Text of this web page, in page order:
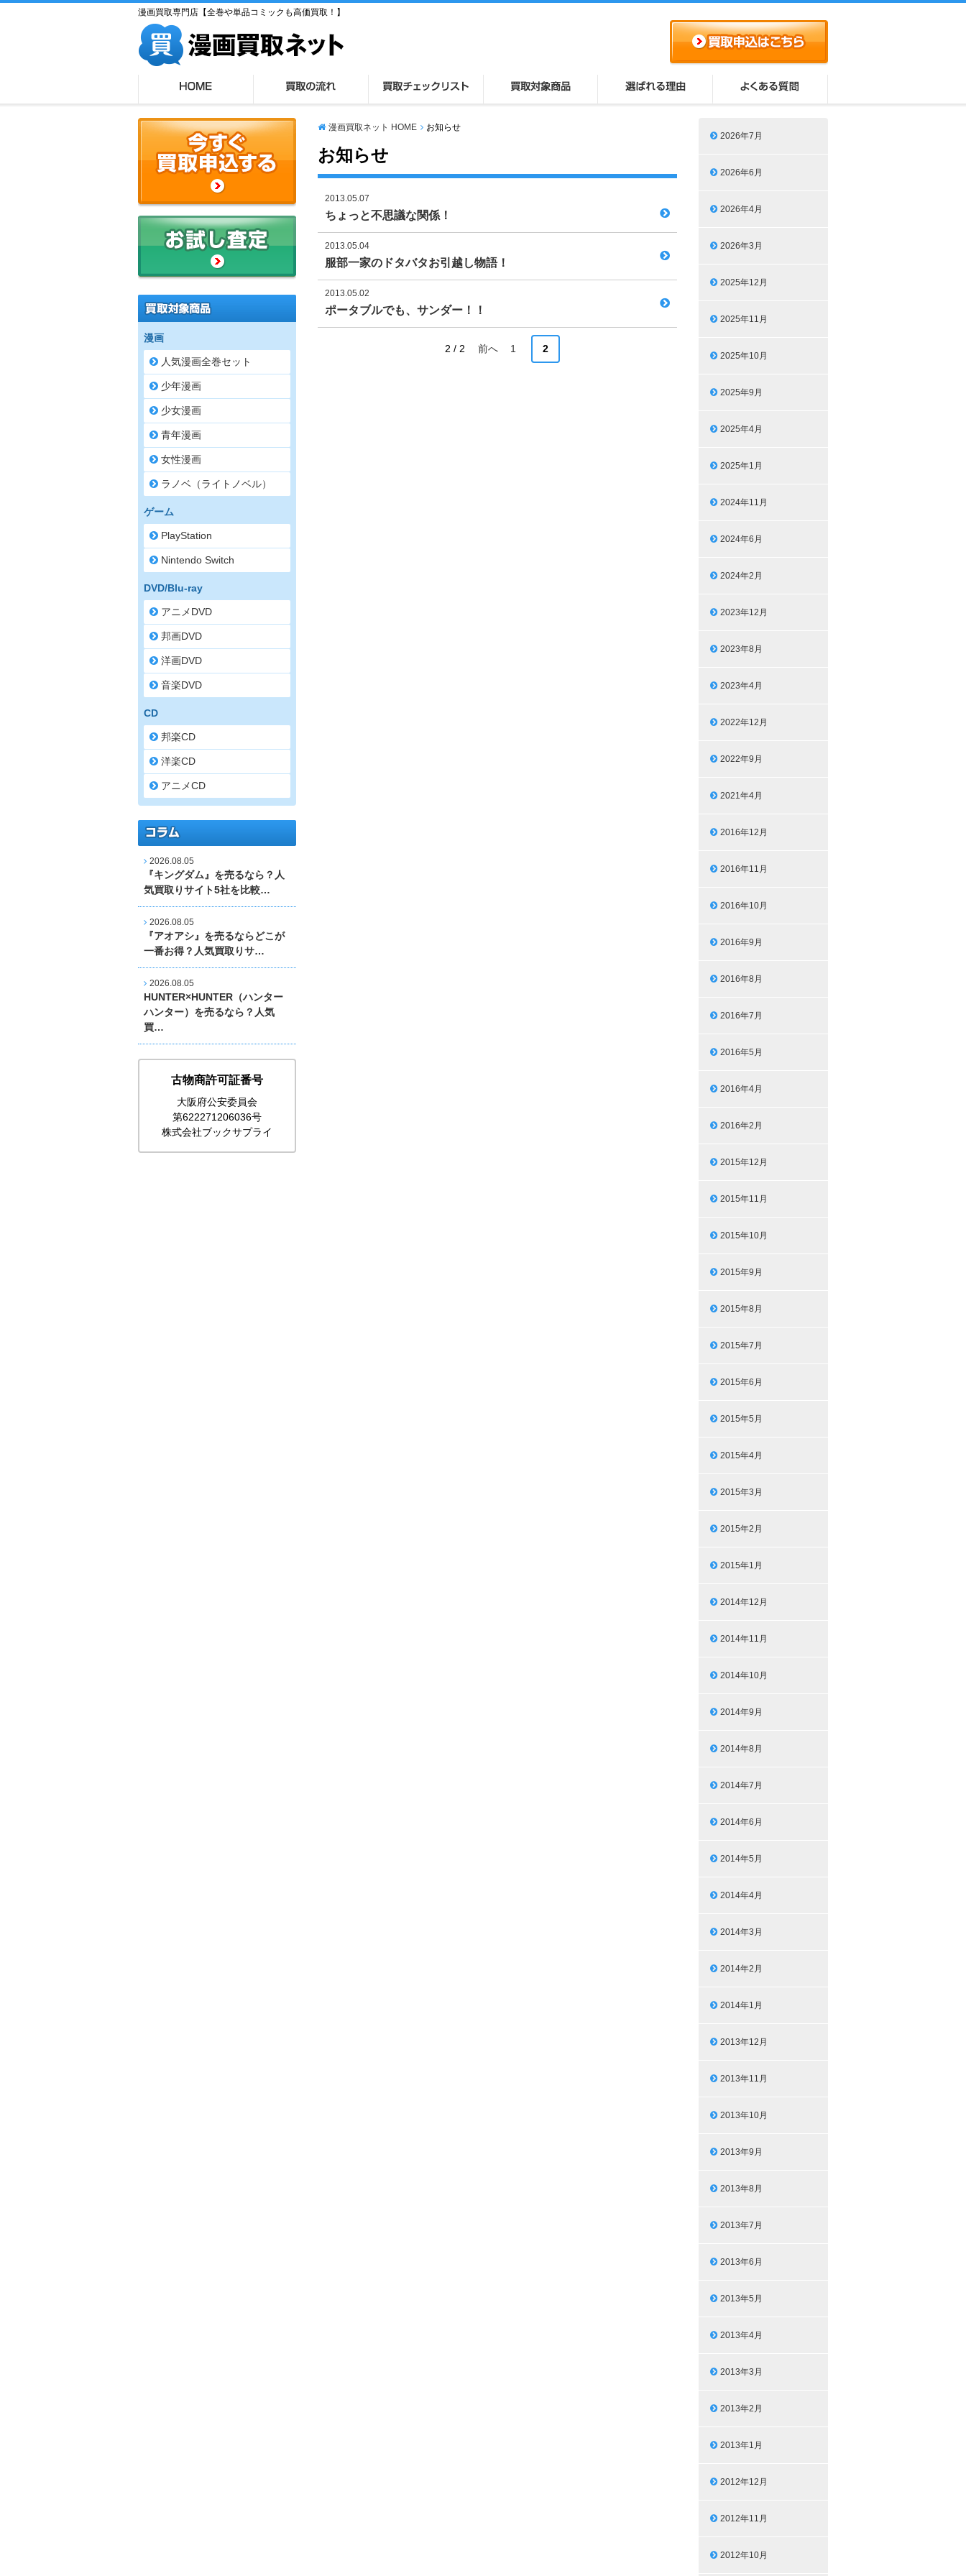
漫画買取専門店【全巻や単品コミックも高価買取！】
漫画買取ネット HOME お知らせ
お知らせ
2013.05.07
ちょっと不思議な関係！
2013.05.04
服部一家のドタバタお引越し物語！
2013.05.02
ポータブルでも、サンダー！！
2 / 2 前へ 1 2
2026年7月
2026年6月
2026年4月
2026年3月
2025年12月
2025年11月
2025年10月
2025年9月
2025年4月
2025年1月
2024年11月
2024年6月
2024年2月
2023年12月
2023年8月
2023年4月
2022年12月
2022年9月
2021年4月
2016年12月
2016年11月
2016年10月
2016年9月
2016年8月
2016年7月
2016年5月
2016年4月
2016年2月
2015年12月
2015年11月
2015年10月
2015年9月
2015年8月
2015年7月
2015年6月
2015年5月
2015年4月
2015年3月
2015年2月
2015年1月
2014年12月
2014年11月
2014年10月
2014年9月
2014年8月
2014年7月
2014年6月
2014年5月
2014年4月
2014年3月
2014年2月
2014年1月
2013年12月
2013年11月
2013年10月
2013年9月
2013年8月
2013年7月
2013年6月
2013年5月
2013年4月
2013年3月
2013年2月
2013年1月
2012年12月
2012年11月
2012年10月
漫画
人気漫画全巻セット
少年漫画
少女漫画
青年漫画
女性漫画
ラノベ（ライトノベル）
ゲーム
PlayStation
Nintendo Switch
DVD/Blu-ray
アニメDVD
邦画DVD
洋画DVD
音楽DVD
CD
邦楽CD
洋楽CD
アニメCD
2026.08.05
『キングダム』を売るなら？人
気買取りサイト5社を比較…
2026.08.05
『アオアシ』を売るならどこが
一番お得？人気買取りサ…
2026.08.05
HUNTER×HUNTER（ハンター
ハンター）を売るなら？人気
買…
古物商許可証番号
大阪府公安委員会
第622271206036号
株式会社ブックサプライ